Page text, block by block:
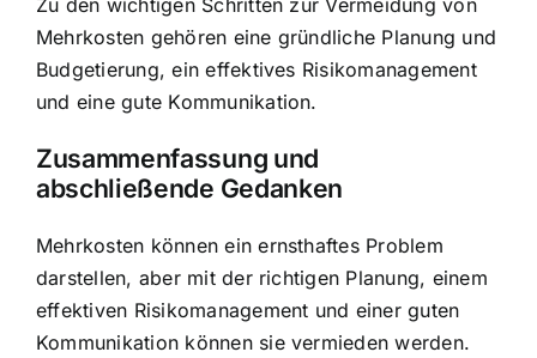
Zu den wichtigen Schritten zur Vermeidung von
Mehrkosten gehören eine gründliche Planung und
Budgetierung, ein effektives Risikomanagement
und eine gute Kommunikation.
Zusammenfassung und
abschließende Gedanken
Mehrkosten können ein ernsthaftes Problem
darstellen, aber mit der richtigen Planung, einem
effektiven Risikomanagement und einer guten
Kommunikation können sie vermieden werden.